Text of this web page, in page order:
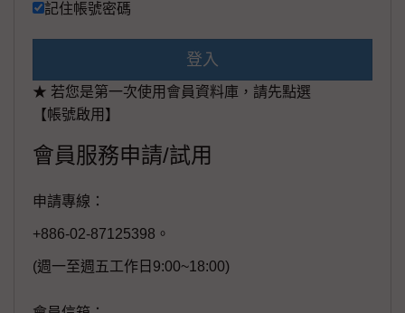
記住帳號密碼
登入
★ 若您是第一次使用會員資料庫，請先點選
【帳號啟用】
會員服務申請/試用
申請專線：
+886-02-87125398。
(週一至週五工作日9:00~18:00)